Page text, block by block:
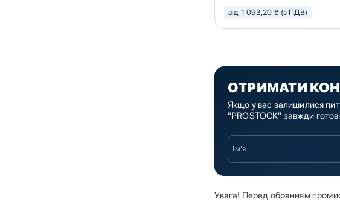
від 1 093,20 ₴ (з ПДВ)
ОТРИМАТИ
Якщо у вас залишилися
"PROSTOCK" завжди
Увага! Перед обранням